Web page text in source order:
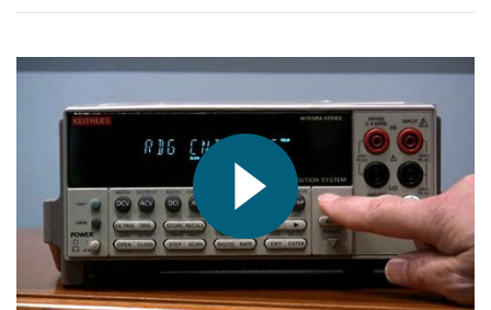
简体中文
日本語
한국어